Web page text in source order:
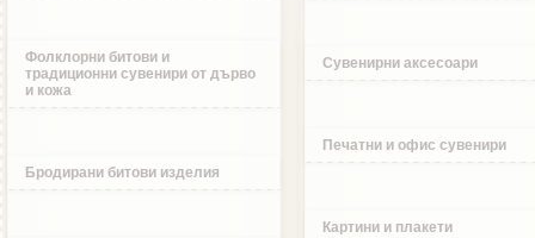
Фолклорни битови и
традиционни сувенири от дърво
и кожа
Бродирани битови изделия
Сувенирни аксесоари
Печатни и офис сувенири
Картини и плакети